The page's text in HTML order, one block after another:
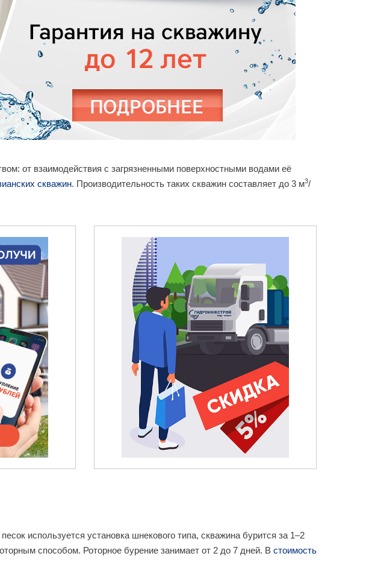
от взаимодействия с загрязненными поверхностными водами её
скважин. Производительность таких скважин составляет до 3 м3/
используется установка шнекового типа, скважина бурится за 1–2
способом. Роторное бурение занимает от 2 до 7 дней. В стоимость